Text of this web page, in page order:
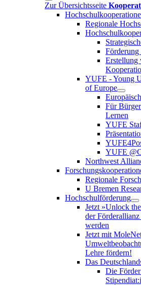
Zur Übersichtsseite
Regionale
Erstellung
YUFE - Young
of Europe
Für
Lernen
YUFE
YUFE
Northwest
Regionale
U Bremen
Hochschulförderung
Jetzt »Unlock
der
werden
Jetzt mit
Lehre fördern!
Das
Die